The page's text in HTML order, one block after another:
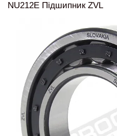
NU212E Підшипник ZVL